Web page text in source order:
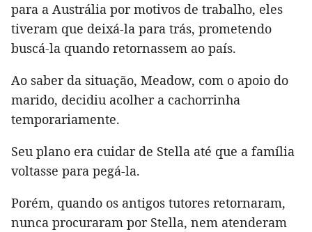
para a Austrália por motivos de trabalho, eles
tiveram que deixá-la para trás, prometendo
buscá-la quando retornassem ao país.
Ao saber da situação, Meadow, com o apoio do
marido, decidiu acolher a cachorrinha
temporariamente.
Seu plano era cuidar de Stella até que a família
voltasse para pegá-la.
Porém, quando os antigos tutores retornaram,
nunca procuraram por Stella, nem atenderam